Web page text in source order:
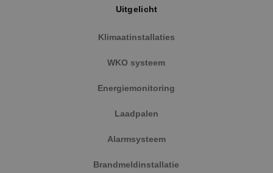
Uitgelicht
Klimaatinstallaties
WKO systeem
Energiemonitoring
Laadpalen
Alarmsysteem
Brandmeldinstallatie
Google Privacy Policy